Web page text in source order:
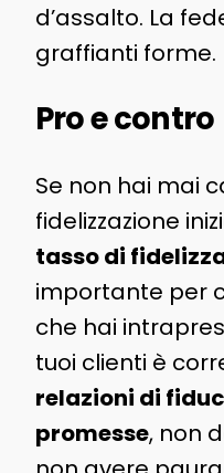
d’assalto. La
graffianti forme.
Pro e contro
Se non hai mai
fidelizzazione
tasso di
importante per
che hai
tuoi clienti è
relazioni di
promesse, non